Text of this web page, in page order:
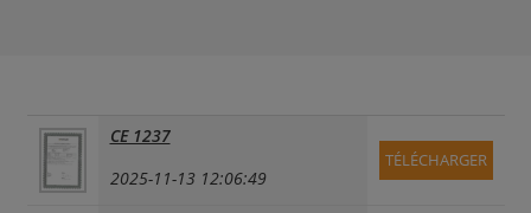
CE 1237
2025-11-13 12:06:49
TÉLÉCHARGER